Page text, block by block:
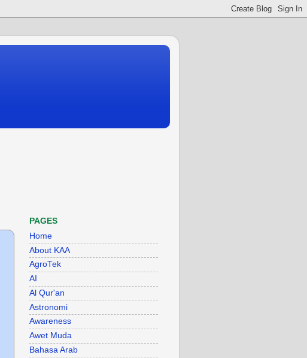
PAGES
Home
About KAA
AgroTek
AI
Al Qur'an
Astronomi
Awareness
Awet Muda
Bahasa Arab